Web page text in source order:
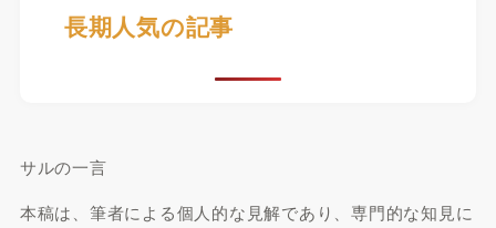
長期人気の記事
サルの一言
本稿は、筆者による個人的な見解であり、専門的な知見に